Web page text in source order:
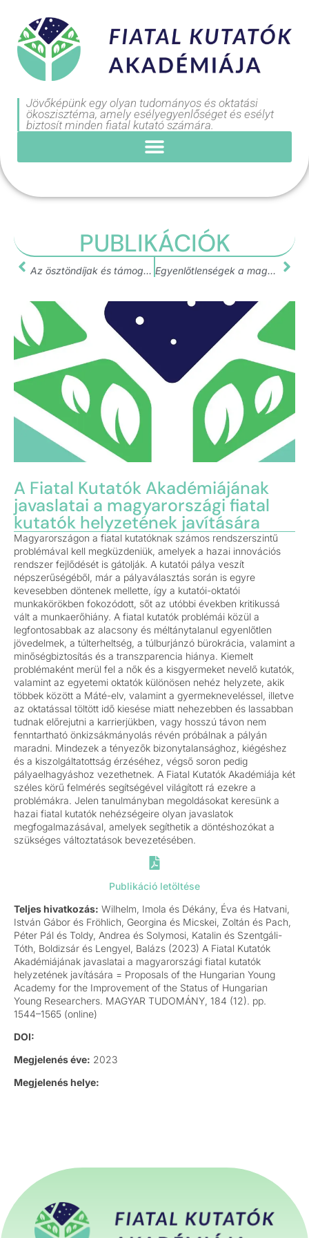
Jövőképünk egy olyan tudományos és oktatási
ökoszisztéma, amely esélyegyenlőséget és esélyt
biztosít minden fiatal kutató számára.
PUBLIKÁCIÓK
Az ösztöndíjak és támogatások szerepe a fiatal kutatói életpálya során Egyenlőtlenségek a magyarországi fiatal kutatók között: tanulságok a Fiatal Kutatók Akadémiájának 2021-es felméréséből
A Fiatal Kutatók Akadémiájának
javaslatai a magyarországi fiatal
kutatók helyzetének javítására
Magyarországon a fiatal kutatóknak számos rendszerszintű
problémával kell megküzdeniük, amelyek a hazai innovációs
rendszer fejlődését is gátolják. A kutatói pálya veszít
népszerűségéből, már a pályaválasztás során is egyre
kevesebben döntenek mellette, így a kutatói-oktatói
munkakörökben fokozódott, sőt az utóbbi években kritikussá
vált a munkaerőhiány. A fiatal kutatók problémái közül a
legfontosabbak az alacsony és méltánytalanul egyenlőtlen
jövedelmek, a túlterheltség, a túlburjánzó bürokrácia, valamint a
minőségbiztosítás és a transzparencia hiánya. Kiemelt
problémaként merül fel a nők és a kisgyermeket nevelő kutatók,
valamint az egyetemi oktatók különösen nehéz helyzete, akik
többek között a Máté-elv, valamint a gyermekneveléssel, illetve
az oktatással töltött idő kiesése miatt nehezebben és lassabban
tudnak előrejutni a karrierjükben, vagy hosszú távon nem
fenntartható önkizsákmányolás révén próbálnak a pályán
maradni. Mindezek a tényezők bizonytalansághoz, kiégéshez
és a kiszolgáltatottság érzéséhez, végső soron pedig
pályaelhagyáshoz vezethetnek. A Fiatal Kutatók Akadémiája két
széles körű felmérés segítségével világított rá ezekre a
problémákra. Jelen tanulmányban megoldásokat keresünk a
hazai fiatal kutatók nehézségeire olyan javaslatok
megfogalmazásával, amelyek segíthetik a döntéshozókat a
szükséges változtatások bevezetésében.
Publikáció letöltése
Teljes hivatkozás: Wilhelm, Imola és Dékány, Éva és Hatvani,
István Gábor és Fröhlich, Georgina és Micskei, Zoltán és Pach,
Péter Pál és Toldy, Andrea és Solymosi, Katalin és Szentgáli-
Tóth, Boldizsár és Lengyel, Balázs (2023) A Fiatal Kutatók
Akadémiájának javaslatai a magyarországi fiatal kutatók
helyzetének javítására = Proposals of the Hungarian Young
Academy for the Improvement of the Status of Hungarian
Young Researchers. MAGYAR TUDOMÁNY, 184 (12). pp.
1544–1565 (online)
DOI:
Megjelenés éve: 2023
Megjelenés helye: